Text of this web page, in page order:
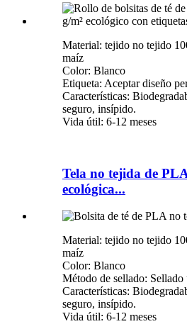
Material: tejido no tejido
maíz
Color: Blanco
Etiqueta: Aceptar diseño
Características:
seguro, insípido.
Vida útil: 6-12 meses
Tela no tejida de
ecológica...
Material: tejido no tejido
maíz
Color: Blanco
Método de sellado: Sellado
Características:
seguro, insípido.
Vida útil: 6-12 meses